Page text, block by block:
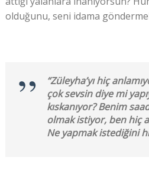
olduğunu, seni idama
“Züleyha’yı hiç
çok sevsin diye mi
kıskanıyor? Benim
olmak istiyor, ben hiç
Ne yapmak istediğini